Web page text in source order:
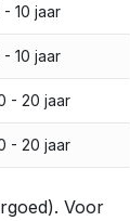
- 10 jaar
- 10 jaar
- 20 jaar
- 20 jaar
Voor